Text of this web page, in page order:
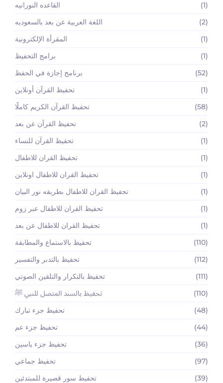
القاعده النورانيه
(1)
اللغة العربية عن بعد بالسعوديه
(2)
المقرأة الإلكترونية
(1)
برامج التحفيظ
(1)
برنامج إجازة في الحفظ
(52)
تحفيظ القرآن أونلاين
(1)
تحفيظ القرآن الكريم كاملًا
(58)
تحفيظ القرآن عن بعد
(2)
تحفيظ القرآن للنساء
(1)
تحفيظ القران للاطفال
(1)
تحفيظ القران للاطفال اونلاين
(1)
تحفيظ القران للاطفال بطريقه نور البيان
(1)
تحفيظ القران للاطفال عبر زوم
(1)
تحفيظ القران للاطفال عن بعد
(1)
تحفيظ بالاستماع والمطابقة
(110)
تحفيظ بالتدبر والتفسير
(112)
تحفيظ بالتكرار والتلقين الصوتي
(111)
تحفيظ بالسند المتصل للنبي ﷺ
(110)
تحفيظ جزء تبارك
(48)
تحفيظ جزء عم
(44)
تحفيظ جزء ياسين
(36)
تحفيظ جماعي
(97)
تحفيظ سور قصيرة للمبتدئين
(39)